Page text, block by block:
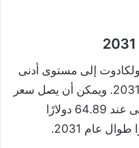
إلى مستوى أدنى
عند 55.29 دولارًا في عام 2031. ويمكن أن يصل سعر
بولكادوت إلى مستوى أقصى عند 64.89 دولارًا